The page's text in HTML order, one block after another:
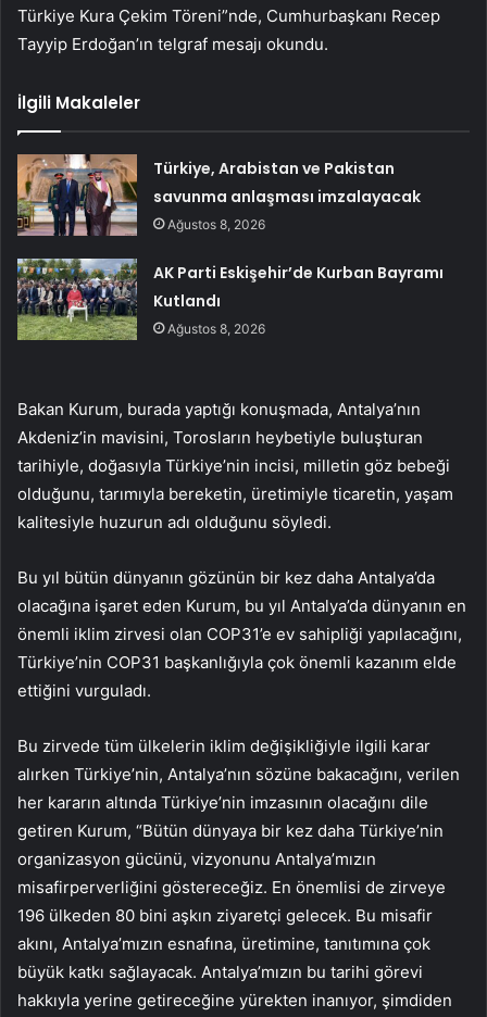
Türkiye Kura Çekim Töreni”nde, Cumhurbaşkanı Recep
Tayyip Erdoğan’ın telgraf mesajı okundu.
İlgili Makaleler
Türkiye, Arabistan ve Pakistan
savunma anlaşması imzalayacak
Ağustos 8, 2026
AK Parti Eskişehir’de Kurban Bayramı
Kutlandı
Ağustos 8, 2026
Bakan Kurum, burada yaptığı konuşmada, Antalya’nın
Akdeniz’in mavisini, Torosların heybetiyle buluşturan
tarihiyle, doğasıyla Türkiye’nin incisi, milletin göz bebeği
olduğunu, tarımıyla bereketin, üretimiyle ticaretin, yaşam
kalitesiyle huzurun adı olduğunu söyledi.
Bu yıl bütün dünyanın gözünün bir kez daha Antalya’da
olacağına işaret eden Kurum, bu yıl Antalya’da dünyanın en
önemli iklim zirvesi olan COP31’e ev sahipliği yapılacağını,
Türkiye’nin COP31 başkanlığıyla çok önemli kazanım elde
ettiğini vurguladı.
Bu zirvede tüm ülkelerin iklim değişikliğiyle ilgili karar
alırken Türkiye’nin, Antalya’nın sözüne bakacağını, verilen
her kararın altında Türkiye’nin imzasının olacağını dile
getiren Kurum, “Bütün dünyaya bir kez daha Türkiye’nin
organizasyon gücünü, vizyonunu Antalya’mızın
misafirperverliğini göstereceğiz. En önemlisi de zirveye
196 ülkeden 80 bini aşkın ziyaretçi gelecek. Bu misafir
akını, Antalya’mızın esnafına, üretimine, tanıtımına çok
büyük katkı sağlayacak. Antalya’mızın bu tarihi görevi
hakkıyla yerine getireceğine yürekten inanıyor, şimdiden